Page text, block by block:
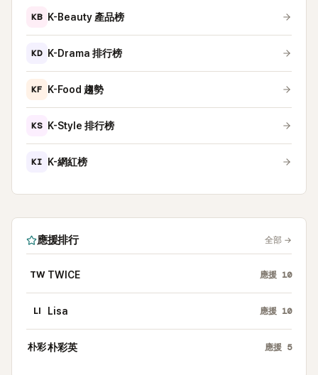
KB K-Beauty 產品榜
KD K-Drama 排行榜
KF K-Food 趨勢
KS K-Style 排行榜
KI K-網紅榜
應援排行 全部 →
TW TWICE 應援 10
LI Lisa 應援 10
朴彩朴彩英 應援 5